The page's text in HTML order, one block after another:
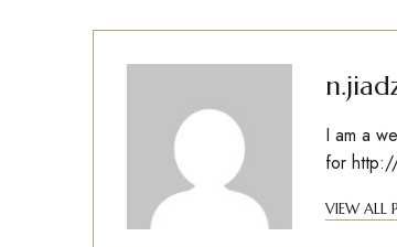
I am a
for
VIEW ALL